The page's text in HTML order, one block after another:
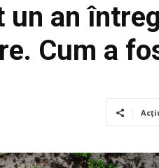
an
Cum a